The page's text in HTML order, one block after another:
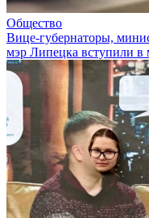
Общество
Вице-губернаторы,
мэр Липецка вступили в